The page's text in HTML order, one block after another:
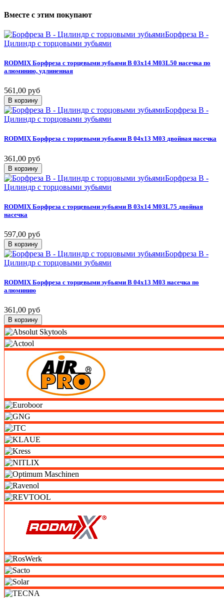
Вместе с этим покупают
Борфреза B -
Цилиндр с торцовыми зубьями
RODMIX Борфреза с торцевыми зубьями B 03х14 M03L50 насечка по
алюминию, удлиненная
561,00 руб
В корзину
Борфреза B -
Цилиндр с торцовыми зубьями
RODMIX Борфреза с торцевыми зубьями B 04х13 M03 двойная насечка
361,00 руб
В корзину
Борфреза B -
Цилиндр с торцовыми зубьями
RODMIX Борфреза с торцевыми зубьями B 03х14 M03L75 двойная
насечка
597,00 руб
В корзину
Борфреза B -
Цилиндр с торцовыми зубьями
RODMIX Борфреза с торцевыми зубьями B 04х13 M03 насечка по
алюминию
361,00 руб
В корзину